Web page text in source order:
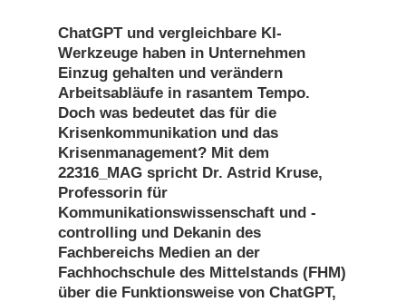
ChatGPT und vergleichbare KI-
Werkzeuge haben in Unternehmen
Einzug gehalten und verändern
Arbeitsabläufe in rasantem Tempo.
Doch was bedeutet das für die
Krisenkommunikation und das
Krisenmanagement? Mit dem
22316_MAG spricht Dr. Astrid Kruse,
Professorin für
Kommunikationswissenschaft und -
controlling und Dekanin des
Fachbereichs Medien an der
Fachhochschule des Mittelstands (FHM)
über die Funktionsweise von ChatGPT,